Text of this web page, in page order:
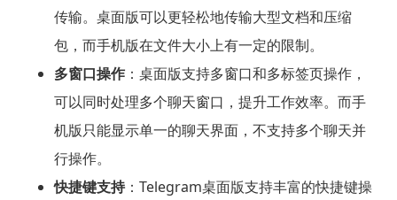
传输。桌面版可以更轻松地传输大型文档和压缩
包，而手机版在文件大小上有一定的限制。
多窗口操作：桌面版支持多窗口和多标签页操作，
可以同时处理多个聊天窗口，提升工作效率。而手
机版只能显示单一的聊天界面，不支持多个聊天并
行操作。
快捷键支持：Telegram桌面版支持丰富的快捷键操